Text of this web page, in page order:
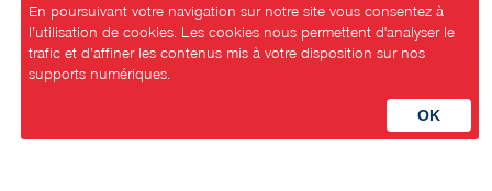
En poursuivant votre navigation sur notre site vous consentez à
l’utilisation de cookies. Les cookies nous permettent d'analyser le
trafic et d’affiner les contenus mis à votre disposition sur nos
supports numériques.